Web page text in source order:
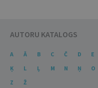
AUTORU KATALOGS
A Ā B C Č D E
Ķ
L Ļ M N Ņ O
Z
Ž